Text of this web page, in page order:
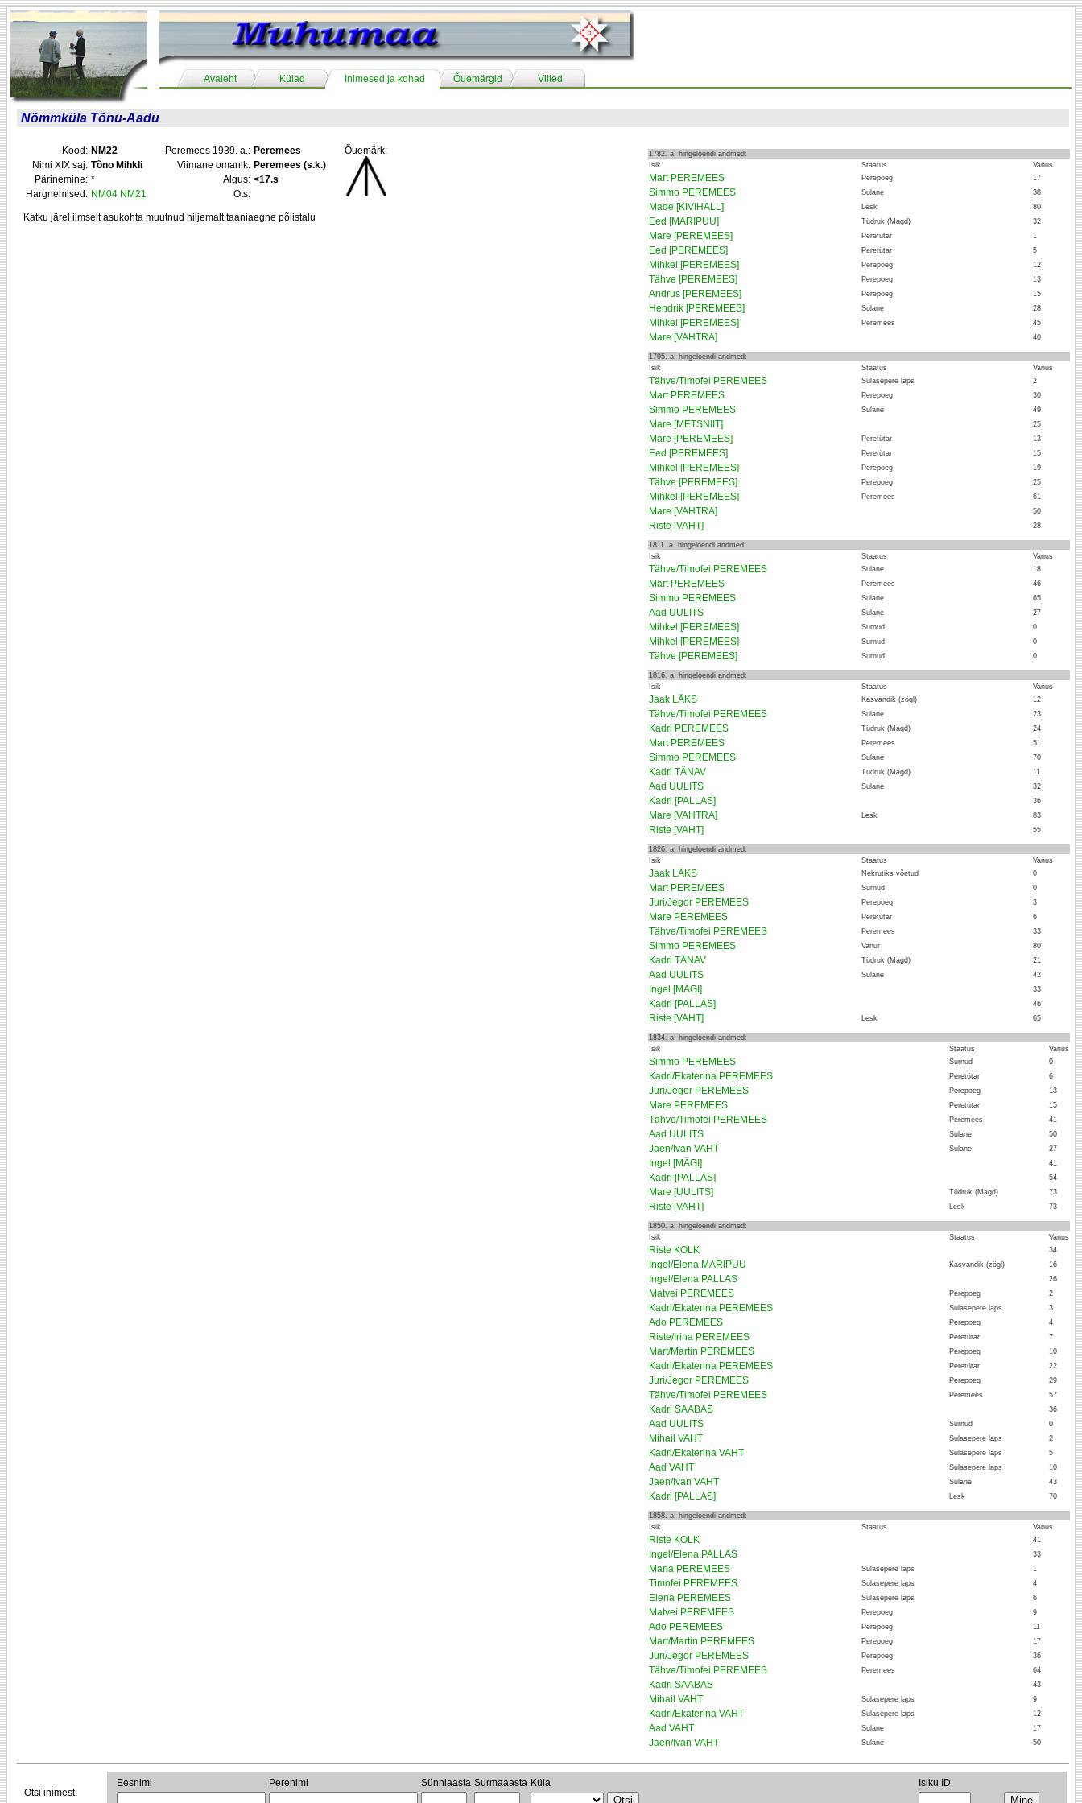
Avaleht Külad Inimesed ja kohad Õuemärgid Viited
Nõmmküla Tõnu-Aadu
Kood: NM22 Peremees 1939. a.: Peremees
Õuemärk:
Nimi XIX saj: Tõno Mihkli Viimane omanik: Peremees (s.k.)
Pärinemine: * Algus: <17.s
Hargnemised: NM04 NM21 Ots:
Katku järel ilmselt asukohta muutnud hiljemalt taaniaegne põlistalu
1782. a. hingeloendi andmed:
Isik
Staatus Vanus
Mart PEREMEES Perepoeg 17
Simmo PEREMEES Sulane 38
Made [KIVIHALL] Lesk 80
Eed [MARIPUU] Tüdruk (Magd) 32
Mare [PEREMEES] Peretütar 1
Eed [PEREMEES] Peretütar 5
Mihkel [PEREMEES] Perepoeg 12
Tähve [PEREMEES] Perepoeg 13
Andrus [PEREMEES] Perepoeg 15
Hendrik [PEREMEES] Sulane 28
Mihkel [PEREMEES] Peremees 45
Mare [VAHTRA] 40
1795. a. hingeloendi andmed:
Isik
Staatus Vanus
Tähve/Timofei PEREMEES Sulasepere laps 2
Mart PEREMEES Perepoeg 30
Simmo PEREMEES Sulane 49
Mare [METSNIIT] 25
Mare [PEREMEES] Peretütar 13
Eed [PEREMEES] Peretütar 15
Mihkel [PEREMEES] Perepoeg 19
Tähve [PEREMEES] Perepoeg 25
Mihkel [PEREMEES] Peremees 61
Mare [VAHTRA] 50
Riste [VAHT] 28
1811. a. hingeloendi andmed:
Isik
Staatus Vanus
Tähve/Timofei PEREMEES Sulane 18
Mart PEREMEES Peremees 46
Simmo PEREMEES Sulane 65
Aad UULITS Sulane 27
Mihkel [PEREMEES] Surnud 0
Mihkel [PEREMEES] Surnud 0
Tähve [PEREMEES] Surnud 0
1816. a. hingeloendi andmed:
Isik
Staatus Vanus
Jaak LÄKS Kasvandik (zögl) 12
Tähve/Timofei PEREMEES Sulane 23
Kadri PEREMEES Tüdruk (Magd) 24
Mart PEREMEES Peremees 51
Simmo PEREMEES Sulane 70
Kadri TÄNAV Tüdruk (Magd) 11
Aad UULITS Sulane 32
Kadri [PALLAS] 36
Mare [VAHTRA] Lesk 83
Riste [VAHT] 55
1826. a. hingeloendi andmed:
Isik
Staatus Vanus
Jaak LÄKS Nekrutiks võetud 0
Mart PEREMEES Surnud 0
Juri/Jegor PEREMEES Perepoeg 3
Mare PEREMEES Peretütar 6
Tähve/Timofei PEREMEES Peremees 33
Simmo PEREMEES Vanur 80
Kadri TÄNAV Tüdruk (Magd) 21
Aad UULITS Sulane 42
Ingel [MÄGI] 33
Kadri [PALLAS] 46
Riste [VAHT] Lesk 65
1834. a. hingeloendi andmed:
Isik
Staatus Vanus
Simmo PEREMEES Surnud 0
Kadri/Ekaterina PEREMEES Peretütar 6
Juri/Jegor PEREMEES Perepoeg 13
Mare PEREMEES Peretütar 15
Tähve/Timofei PEREMEES Peremees 41
Aad UULITS Sulane 50
Jaen/Ivan VAHT Sulane 27
Ingel [MÄGI] 41
Kadri [PALLAS] 54
Mare [UULITS] Tüdruk (Magd) 73
Riste [VAHT] Lesk 73
1850. a. hingeloendi andmed:
Isik
Staatus Vanus
Riste KOLK 34
Ingel/Elena MARIPUU Kasvandik (zögl) 16
Ingel/Elena PALLAS 26
Matvei PEREMEES Perepoeg 2
Kadri/Ekaterina PEREMEES Sulasepere laps 3
Ado PEREMEES Perepoeg 4
Riste/Irina PEREMEES Peretütar 7
Mart/Martin PEREMEES Perepoeg 10
Kadri/Ekaterina PEREMEES Peretütar 22
Juri/Jegor PEREMEES Perepoeg 29
Tähve/Timofei PEREMEES Peremees 57
Kadri SAABAS 36
Aad UULITS Surnud 0
Mihail VAHT Sulasepere laps 2
Kadri/Ekaterina VAHT Sulasepere laps 5
Aad VAHT Sulasepere laps 10
Jaen/Ivan VAHT Sulane 43
Kadri [PALLAS] Lesk 70
1858. a. hingeloendi andmed:
Isik
Staatus Vanus
Riste KOLK 41
Ingel/Elena PALLAS 33
Maria PEREMEES Sulasepere laps 1
Timofei PEREMEES Sulasepere laps 4
Elena PEREMEES Sulasepere laps 6
Matvei PEREMEES Perepoeg 9
Ado PEREMEES Perepoeg 11
Mart/Martin PEREMEES Perepoeg 17
Juri/Jegor PEREMEES Perepoeg 36
Tähve/Timofei PEREMEES Peremees 64
Kadri SAABAS 43
Mihail VAHT Sulasepere laps 9
Kadri/Ekaterina VAHT Sulasepere laps 12
Aad VAHT Sulane 17
Jaen/Ivan VAHT Sulane 50
Otsi inimest:
Eesnimi Perenimi Sünniaasta Surmaaasta Küla Isiku ID